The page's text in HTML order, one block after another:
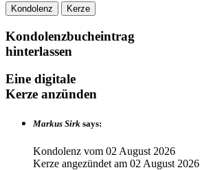
Kondolenz Kerze
Kondolenzbucheintrag
hinterlassen
Eine digitale
Kerze anzünden
Markus Sirk says:
Kondolenz vom 02 August 2026
Kerze angezündet am 02 August 2026